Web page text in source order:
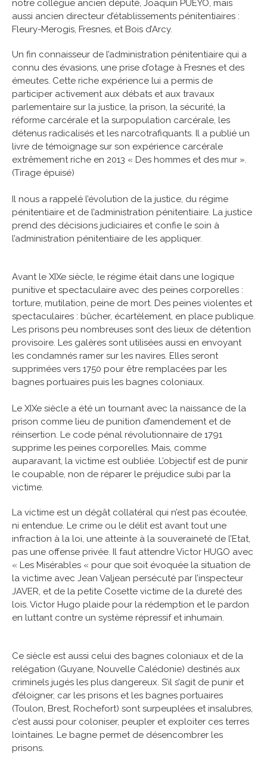
notre collègue ancien député, Joaquin PUEYO, mais
aussi ancien directeur d’établissements pénitentiaires :
Fleury-Merogis, Fresnes, et Bois d’Arcy.
Un fin connaisseur de l’administration pénitentiaire qui a
connu des évasions, une prise d’otage à Fresnes et des
émeutes. Cette riche expérience lui a permis de
participer activement aux débats et aux travaux
parlementaire sur la justice, la prison, la sécurité, la
réforme carcérale et la surpopulation carcérale, les
détenus radicalisés et les narcotrafiquants. Il a publié un
livre de témoignage sur son expérience carcérale
extrêmement riche en 2013 « Des hommes et des mur ».
(Tirage épuisé)
Il nous a rappelé l’évolution de la justice, du régime
pénitentiaire et de l’administration pénitentiaire. La justice
prend des décisions judiciaires et confie le soin à
l’administration pénitentiaire de les appliquer.
Avant le XIXe siècle, le régime était dans une logique
punitive et spectaculaire avec des peines corporelles :
torture, mutilation, peine de mort. Des peines violentes et
spectaculaires : bûcher, écartèlement, en place publique.
Les prisons peu nombreuses sont des lieux de détention
provisoire. Les galères sont utilisées aussi en envoyant
les condamnés ramer sur les navires. Elles seront
supprimées vers 1750 pour être remplacées par les
bagnes portuaires puis les bagnes coloniaux.
Le XIXe siècle a été un tournant avec la naissance de la
prison comme lieu de punition d’amendement et de
réinsertion. Le code pénal révolutionnaire de 1791
supprime les peines corporelles. Mais, comme
auparavant, la victime est oubliée. L’objectif est de punir
le coupable, non de réparer le préjudice subi par la
victime.
La victime est un dégât collatéral qui n’est pas écoutée,
ni entendue. Le crime ou le délit est avant tout une
infraction à la loi, une atteinte à la souveraineté de l’Etat,
pas une offense privée. Il faut attendre Victor HUGO avec
« Les Misérables « pour que soit évoquée la situation de
la victime avec Jean Valjean persécuté par l’inspecteur
JAVER, et de la petite Cosette victime de la dureté des
lois. Victor Hugo plaide pour la rédemption et le pardon
en luttant contre un système répressif et inhumain.
Ce siècle est aussi celui des bagnes coloniaux et de la
relégation (Guyane, Nouvelle Calédonie) destinés aux
criminels jugés les plus dangereux. S’il s’agit de punir et
d’éloigner, car les prisons et les bagnes portuaires
(Toulon, Brest, Rochefort) sont surpeuplées et insalubres,
c’est aussi pour coloniser, peupler et exploiter ces terres
lointaines. Le bagne permet de désencombrer les
prisons.